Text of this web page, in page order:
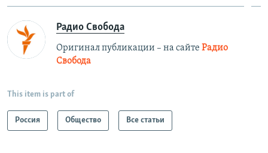
Радио Свобода
Оригинал публикации – на сайте Радио
Свобода
This item is part of
Россия Общество Все статьи